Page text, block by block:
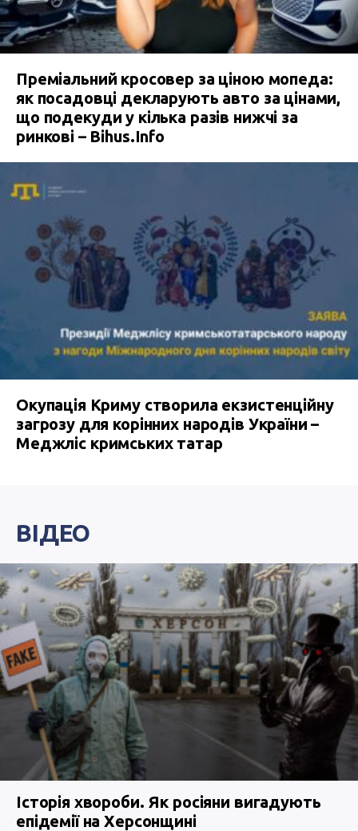
Преміальний кросовер за ціною мопеда:
як посадовці декларують авто за цінами,
що подекуди у кілька разів нижчі за
ринкові – Bihus.Info
Окупація Криму створила екзистенційну
загрозу для корінних народів України –
Меджліс кримських татар
ВІДЕО
Історія хвороби. Як росіяни вигадують
епідемії на Херсонщині